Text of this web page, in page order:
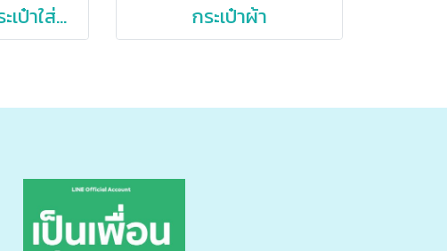
กระเป๋าใส่ของ,กระเป๋าใส่ของรัดข้อมือ กระเป๋าผ้า